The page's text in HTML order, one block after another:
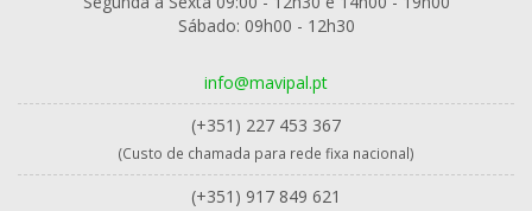
Sábado: 09h00 - 12h30
info@mavipal.pt
(+351) 227 453 367
(Custo de chamada para rede fixa nacional)
(+351) 917 849 621